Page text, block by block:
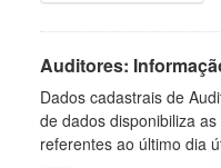
Auditores:
Dados cadastrais de
de dados disponibiliza
referentes ao último dia